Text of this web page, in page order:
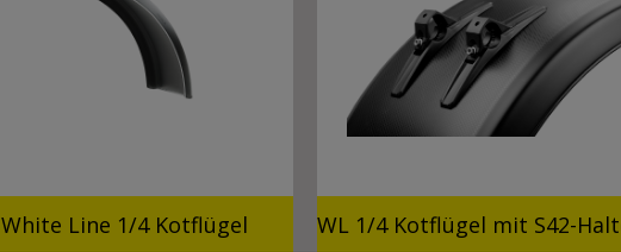
White Line 1/4 Kotflügel WL 1/4 Kotflügel mit S42-